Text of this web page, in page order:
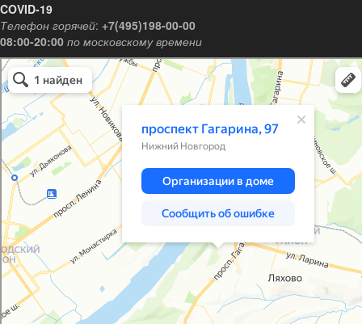
COVID-19
Телефон горячей: +7(495)198-00-00
08:00-20:00 по московскому времени